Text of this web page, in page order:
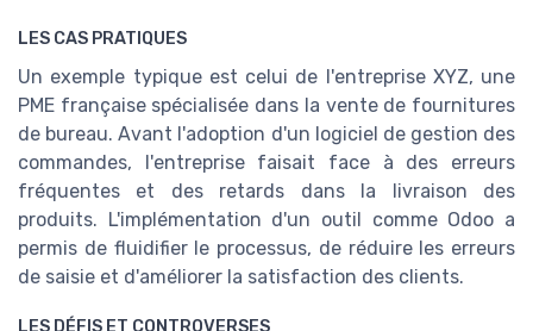
LES CAS PRATIQUES
Un exemple typique est celui de l'entreprise XYZ, une
PME française spécialisée dans la vente de fournitures
de bureau. Avant l'adoption d'un logiciel de gestion des
commandes, l'entreprise faisait face à des erreurs
fréquentes et des retards dans la livraison des
produits. L'implémentation d'un outil comme Odoo a
permis de fluidifier le processus, de réduire les erreurs
de saisie et d'améliorer la satisfaction des clients.